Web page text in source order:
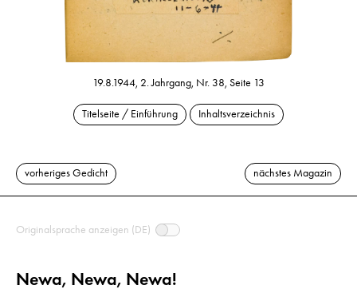
19.8.1944, 2. Jahrgang, Nr. 38, Seite 13
Titelseite / Einführung Inhaltsverzeichnis
vorheriges Gedicht nächstes Magazin
Originalsprache anzeigen (DE)
Newa, Newa, Newa!